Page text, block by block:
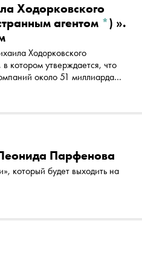
Ходорковского
агентом *) ».
Ходорковского
в котором утверждается, что
около 51 миллиарда
Парфенова